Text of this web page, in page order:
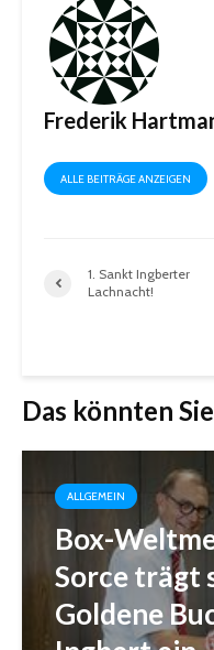
Frederik
ALLE BEITRÄGE ANZEIGEN
1. Sankt Ingberter
Lachnacht!
Das könnten
ALLGEMEIN
Box-
Sorce trägt
Goldene